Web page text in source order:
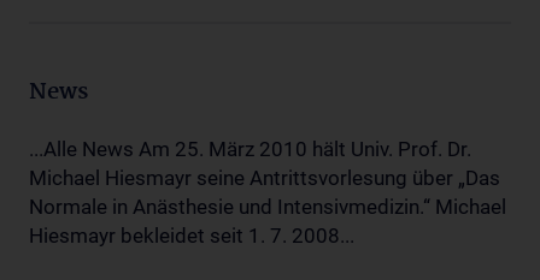
News
...Alle News Am 25. März 2010 hält Univ. Prof. Dr.
Michael Hiesmayr seine Antrittsvorlesung über „Das
Normale in Anästhesie und Intensivmedizin.“ Michael
Hiesmayr bekleidet seit 1. 7. 2008...